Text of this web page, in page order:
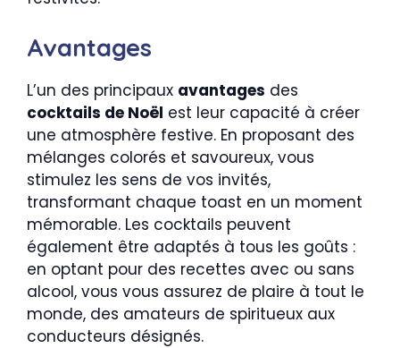
Avantages
L’un des principaux avantages des
cocktails de Noël est leur capacité à créer
une atmosphère festive. En proposant des
mélanges colorés et savoureux, vous
stimulez les sens de vos invités,
transformant chaque toast en un moment
mémorable. Les cocktails peuvent
également être adaptés à tous les goûts :
en optant pour des recettes avec ou sans
alcool, vous vous assurez de plaire à tout le
monde, des amateurs de spiritueux aux
conducteurs désignés.